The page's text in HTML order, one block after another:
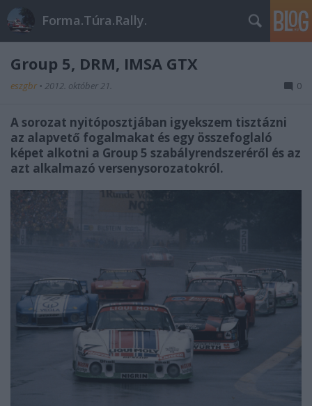
Forma.Túra.Rally.
Group 5, DRM, IMSA GTX
eszgbr • 2012. október 21. 0
A sorozat nyitóposztjában igyekszem tisztázni
az alapvető fogalmakat és egy összefoglaló
képet alkotni a Group 5 szabályrendszeréről és az
azt alkalmazó versenysorozatokról.